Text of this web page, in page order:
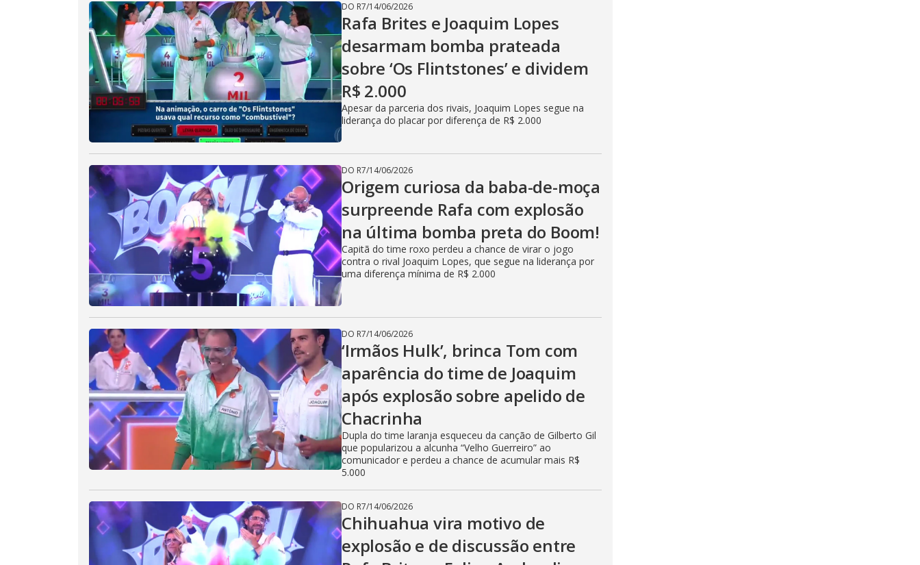
DO R7/14/06/2026
Rafa Brites e Joaquim Lopes
desarmam bomba prateada
sobre ‘Os Flintstones’ e dividem
R$ 2.000
Apesar da parceria dos rivais, Joaquim Lopes segue na
liderança do placar por diferença de R$ 2.000
DO R7/14/06/2026
Origem curiosa da baba-de-moça
surpreende Rafa com explosão
na última bomba preta do Boom!
Capitã do time roxo perdeu a chance de virar o jogo
contra o rival Joaquim Lopes, que segue na liderança por
uma diferença mínima de R$ 2.000
DO R7/14/06/2026
‘Irmãos Hulk’, brinca Tom com
aparência do time de Joaquim
após explosão sobre apelido de
Chacrinha
Dupla do time laranja esqueceu da canção de Gilberto Gil
que popularizou a alcunha “Velho Guerreiro” ao
comunicador e perdeu a chance de acumular mais R$
5.000
DO R7/14/06/2026
Chihuahua vira motivo de
explosão e de discussão entre